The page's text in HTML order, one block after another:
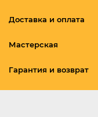
Доставка и оплата
Мастерская
Гарантия и возврат